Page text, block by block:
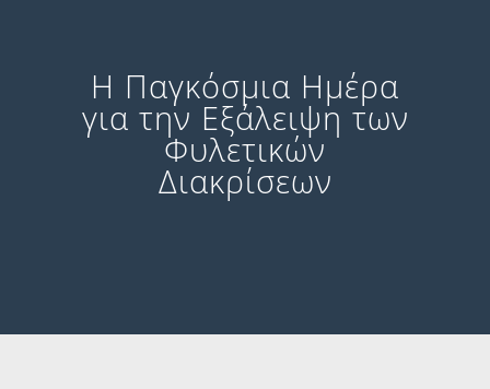
Η Παγκόσμια Ημέρα
για την Εξάλειψη των
Φυλετικών
Διακρίσεων